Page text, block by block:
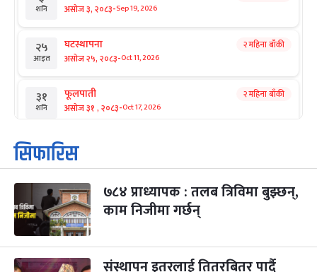
शनि असोज ३, २०८३-Sep 19, 2026
२५
आइत
घटस्थापना
असोज २५, २०८३-Oct 11, 2026
२ महिना बाँकी
३१
शनि
फूलपाती
असोज ३१ , २०८३-Oct 17, 2026
२ महिना बाँकी
१
आइत
कार्तिक सङ्क्रान्ति
कार्तिक १, २०८३
३
मंगल
महानवमी
कार्तिक ३, २०८३-Oct 20, 2026
२ महिना बाँकी
४
बुध कार्तिक ४, २०८३
सिफारिस
७८४ प्राध्यापक : तलब त्रिविमा बुझ्छन्,
काम निजीमा गर्छन्